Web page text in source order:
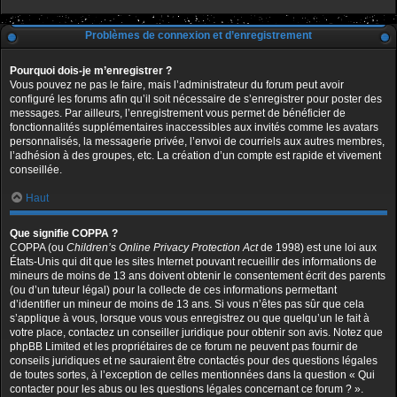
Problèmes de connexion et d’enregistrement
Pourquoi dois-je m’enregistrer ?
Vous pouvez ne pas le faire, mais l’administrateur du forum peut avoir
configuré les forums afin qu’il soit nécessaire de s’enregistrer pour poster des
messages. Par ailleurs, l’enregistrement vous permet de bénéficier de
fonctionnalités supplémentaires inaccessibles aux invités comme les avatars
personnalisés, la messagerie privée, l’envoi de courriels aux autres membres,
l’adhésion à des groupes, etc. La création d’un compte est rapide et vivement
conseillée.
Haut
Que signifie COPPA ?
COPPA (ou Children’s Online Privacy Protection Actde 1998) est une loi aux
États-Unis qui dit que les sites Internet pouvant recueillir des informations de
mineurs de moins de 13 ans doivent obtenir le consentement écrit des parents
(ou d’un tuteur légal) pour la collecte de ces informations permettant
d’identifier un mineur de moins de 13 ans. Si vous n’êtes pas sûr que cela
s’applique à vous, lorsque vous vous enregistrez ou que quelqu’un le fait à
votre place, contactez un conseiller juridique pour obtenir son avis. Notez que
phpBB Limited et les propriétaires de ce forum ne peuvent pas fournir de
conseils juridiques et ne sauraient être contactés pour des questions légales
de toutes sortes, à l’exception de celles mentionnées dans la question « Qui
contacter pour les abus ou les questions légales concernant ce forum ? ».